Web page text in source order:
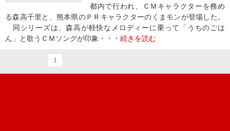
都内で行われ、ＣＭキャラクターを務め
る森高千里と、熊本県のＰＲキャラクターのくまモンが登場した。
同シリーズは、森高が軽快なメロディーに乗って「うちのごは
ん」と歌うＣＭソングが印象・・・ 続きを読む
1